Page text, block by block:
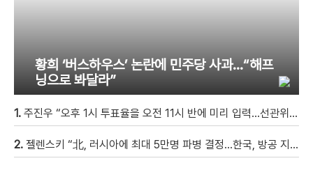
황희 ‘버스하우스’ 논란에 민주당 사과…“해프
닝으로 봐달라”
1. 주진우 “오후 1시 투표율을 오전 11시 반에 미리 입력…선관위 ‘타임머신 조작‘” [현장영상]
2. 젤렌스키 “北, 러시아에 최대 5만명 파병 결정…한국, 방공 지원해달라”